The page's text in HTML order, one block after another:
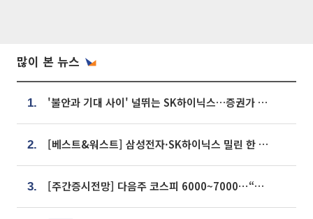
많이 본 뉴스
1. '불안과 기대 사이' 널뛰는 SK하이닉스…증권가 "HBM4·LTA 기반 펀터멘털 견고"
2. [베스트&워스트] 삼성전자·SK하이닉스 밀린 한 주…상상인증권은 85% 급등
3. [주간증시전망] 다음주 코스피 6000~7000⋯“外人 수급은 정책이 변수”